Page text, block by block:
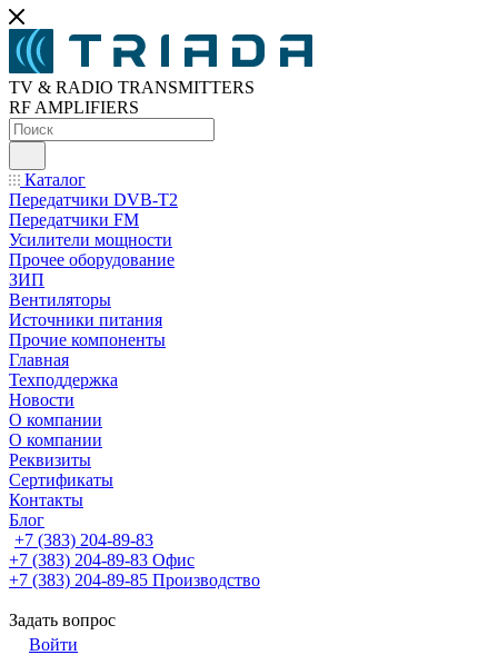
TV & RADIO TRANSMITTERS
RF AMPLIFIERS
Каталог
Передатчики DVB-T2
Передатчики FM
Усилители мощности
Прочее оборудование
ЗИП
Вентиляторы
Источники питания
Прочие компоненты
Главная
Техподдержка
Новости
О компании
О компании
Реквизиты
Сертификаты
Контакты
Блог
+7 (383) 204-89-83
+7 (383) 204-89-83 Офис
+7 (383) 204-89-85 Производство
Задать вопрос
Войти